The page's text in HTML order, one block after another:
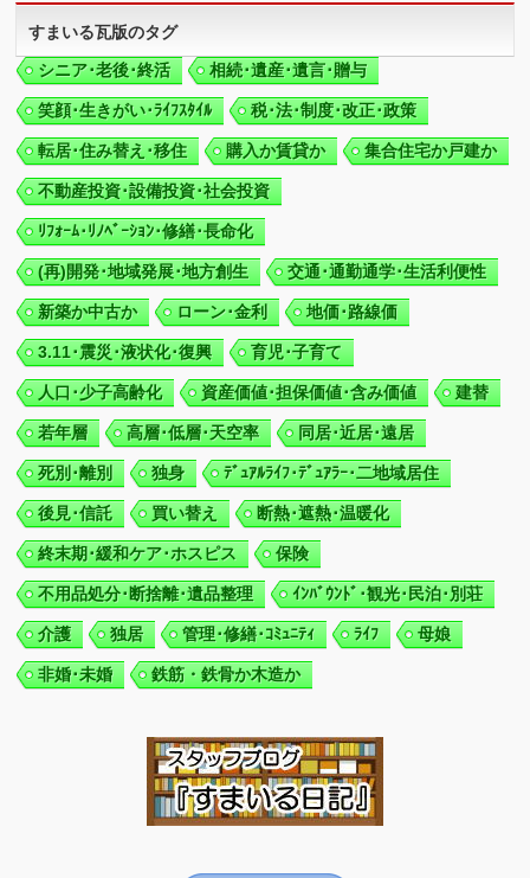
すまいる瓦版のタグ
シニア･老後･終活
相続･遺産･遺言･贈与
笑顔･生きがい･ﾗｲﾌｽﾀｲﾙ 税･法･制度･改正･政策
転居･住み替え･移住 購入か賃貸か 集合住宅か戸建か
不動産投資･設備投資･社会投資
ﾘﾌｫｰﾑ･ﾘﾉﾍﾞｰｼｮﾝ･修繕･長命化
(再)開発･地域発展･地方創生 交通･通勤通学･生活利便性
新築か中古か ローン･金利 地価･路線価
3.11･震災･液状化･復興 育児･子育て
人口･少子高齢化 資産価値･担保価値･含み価値 建替
若年層 高層･低層･天空率 同居･近居･遠居
死別･離別 独身 ﾃﾞｭｱﾙﾗｲﾌ･ﾃﾞｭｱﾗｰ･二地域居住
後見･信託 買い替え 断熱･遮熱･温暖化
終末期･緩和ケア･ホスピス 保険
不用品処分･断捨離･遺品整理 ｲﾝﾊﾞｳﾝﾄﾞ･観光･民泊･別荘
介護 独居 管理･修繕･ｺﾐｭﾆﾃｨ ﾗｲﾌ 母娘
非婚･未婚 鉄筋・鉄骨か木造か